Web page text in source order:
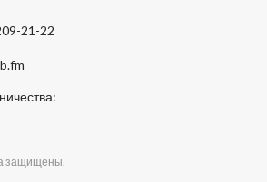
21-22
защищены.